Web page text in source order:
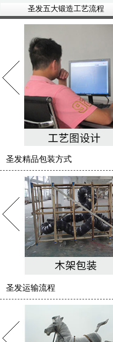
圣发五大锻造工艺流程
圣发精品包装方式
圣发运输流程